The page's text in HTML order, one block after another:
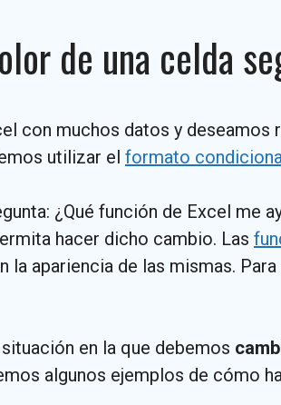
de una celda
con muchos datos y
utilizar el formato
¿Qué función de Excel me
hacer dicho cambio. Las
la apariencia de las mismas.
en la que debemos
algunos ejemplos de cómo